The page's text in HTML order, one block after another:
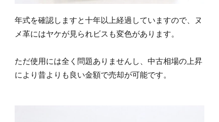
年式を確認しますと十年以上経過していますので、ヌ
メ革にはヤケが見られビスも変色があります。
ただ使用には全く問題ありませんし、中古相場の上昇
により昔よりも良い金額で売却が可能です。